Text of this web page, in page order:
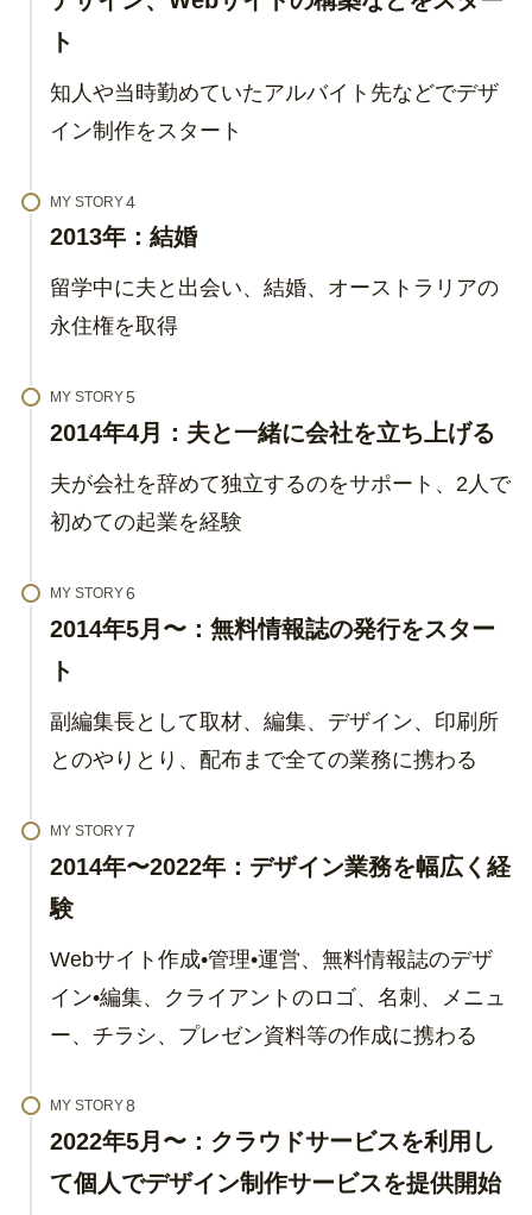
ト
知人や当時勤めていたアルバイト先などでデザ
イン制作をスタート
MY STORY
2013年：結婚
留学中に夫と出会い、結婚、オーストラリアの
永住権を取得
MY STORY
2014年4月：夫と一緒に会社を立ち上げる
夫が会社を辞めて独立するのをサポート、2人で
初めての起業を経験
MY STORY
2014年5月〜：無料情報誌の発行をスター
ト
副編集長として取材、編集、デザイン、印刷所
とのやりとり、配布まで全ての業務に携わる
MY STORY
2014年〜2022年：デザイン業務を幅広く経
験
Webサイト作成•管理•運営、無料情報誌のデザ
イン•編集、クライアントのロゴ、名刺、メニュ
ー、チラシ、プレゼン資料等の作成に携わる
MY STORY
2022年5月〜：クラウドサービスを利用し
て個人でデザイン制作サービスを提供開始